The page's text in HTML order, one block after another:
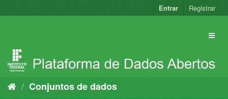
para
Entrar Registrar
Conjuntos de dados